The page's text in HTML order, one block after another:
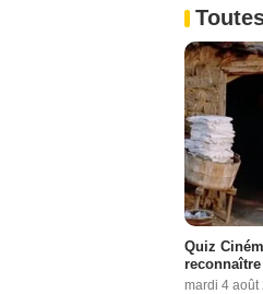
Quiz
reconnaître
mardi 4 août